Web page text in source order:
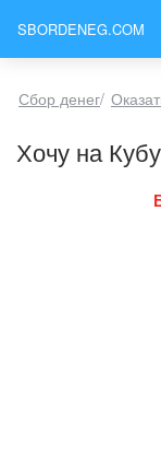
SBORDENEG.COM
Сбор денег/
Хочу на